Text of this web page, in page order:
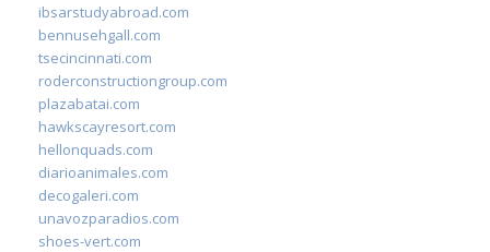
ibsarstudyabroad.com
bennusehgall.com
tsecincinnati.com
roderconstructiongroup.com
plazabatai.com
hawkscayresort.com
hellonquads.com
diarioanimales.com
decogaleri.com
unavozparadios.com
shoes-vert.com